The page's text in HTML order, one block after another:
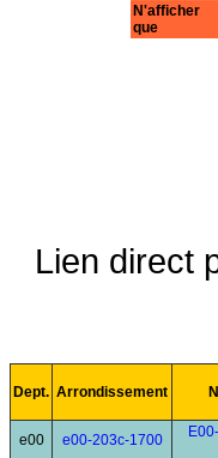
N'afficher
que
Lien direct
Dept. Arrondissement
e00 e00-203c-1700